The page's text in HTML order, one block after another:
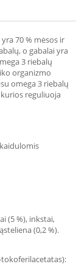
70 % mėsos ir
o gabalai yra
3 riebalų
organizmo
omega 3 riebalų
reguliuoja
(5 %), inkstai,
(0,2 %).
tokoferilacetatas):